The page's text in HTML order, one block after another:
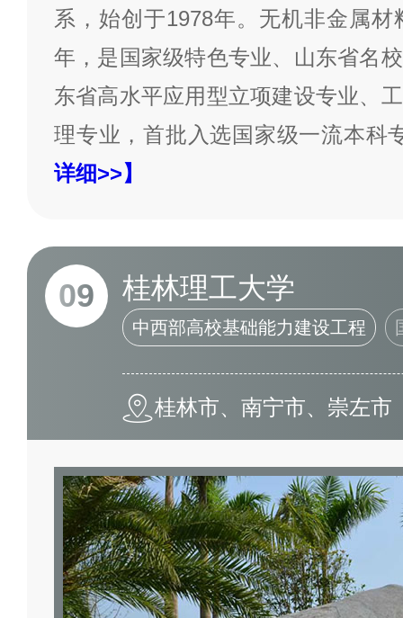
系，始创于1978年。无机非金属
年，是国家级特色专业、山东省名
东省高水平应用型立项建设专业、
理专业，首批入选国家级一流本科
详细>>】
09 桂林理工大学
中西部高校基础能力建设工程
桂林市、南宁市、崇左市